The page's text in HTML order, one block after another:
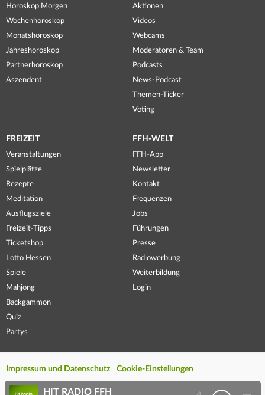
Horoskop Morgen
Wochenhoroskop
Monatshoroskop
Jahreshoroskop
Partnerhoroskop
Aszendent
Aktionen
Videos
Webcams
Moderatoren & Team
Podcasts
News-Podcast
Themen-Ticker
Voting
FREIZEIT
Veranstaltungen
Spielplätze
Rezepte
Meditation
Ausflugsziele
Freizeit-Tipps
Ticketshop
Lotto Hessen
Spiele
Mahjong
Backgammon
Quiz
Partys
FFH-WELT
FFH-App
Newsletter
Kontakt
Frequenzen
Jobs
Führungen
Presse
Radiowerbung
Weiterbildung
Login
Impressum und Datenschutz Cookie-Einstellungen
HIT RADIO FFH